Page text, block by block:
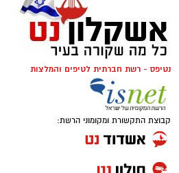
נטיפס - רשת חברתית לטיפים והמלצות
קבוצת התקשורת ומקומוני הרשת: